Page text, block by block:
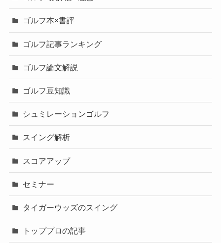
ゴルフ本×書評
ゴルフ記事ランキング
ゴルフ論文解説
ゴルフ豆知識
シュミレーションゴルフ
スイング解析
スコアアップ
セミナー
タイガーウッズのスイング
トッププロの記事